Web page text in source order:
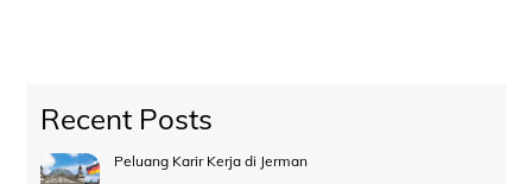
Recent Posts
Peluang Karir Kerja di Jerman